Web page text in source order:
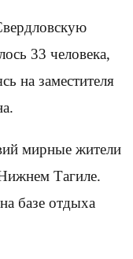
33 человека,
на заместителя
мирные жители
Тагиле.
базе отдыха